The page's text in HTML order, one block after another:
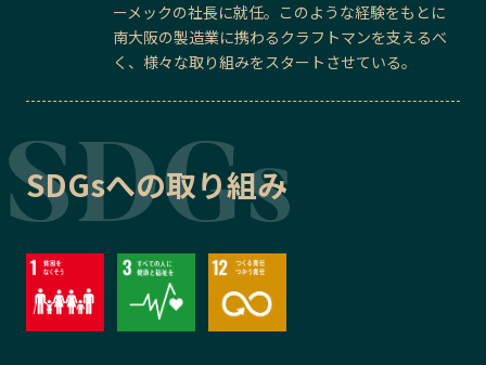
ーメックの社長に就任。このような経験をもとに
南大阪の製造業に携わるクラフトマンを支えるべ
く、様々な取り組みをスタートさせている。
SDGsへの取り組み